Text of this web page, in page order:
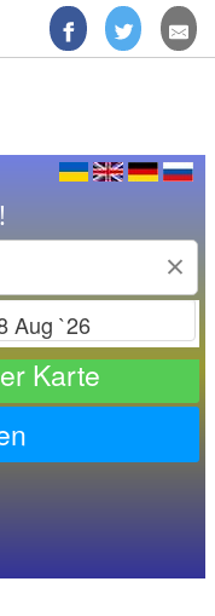
×
out
Karte